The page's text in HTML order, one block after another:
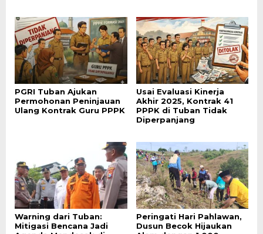
PGRI Tuban Ajukan
Permohonan Peninjauan
Ulang Kontrak Guru PPPK
Usai Evaluasi Kinerja
Akhir 2025, Kontrak 41
PPPK di Tuban Tidak
Diperpanjang
Warning dari Tuban:
Mitigasi Bencana Jadi
Peringati Hari Pahlawan,
Dusun Becok Hijaukan